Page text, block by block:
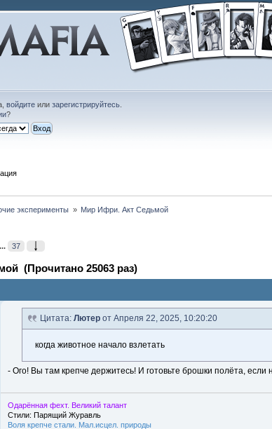
войдите илизарегистрируйтесь
?
эксперименты » Мир Ифри. Акт Седьмой
... 37
(Прочитано 25063 раз)
Цитата:Лютер от Апреля 22, 2025, 10:20:20
когда животное начало взлетать
- Ого! Вы там крепче держитесь! И готовьте брошки полёта, если
Одарённая фехт. Великий талант
Стили: Парящий Журавль
Воля крепче стали. Мал.исцел. природы